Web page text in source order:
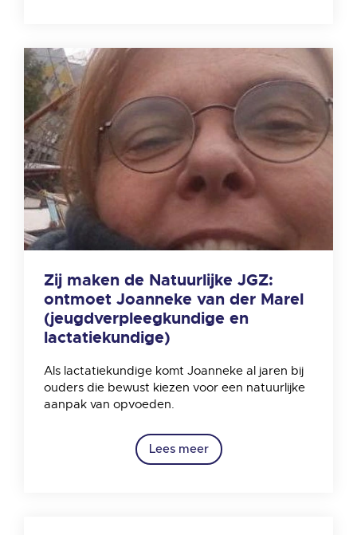
Zij maken de Natuurlijke JGZ:
ontmoet Joanneke van der Marel
(jeugdverpleegkundige en
lactatiekundige)
Als lactatiekundige komt Joanneke al jaren bij
ouders die bewust kiezen voor een natuurlijke
aanpak van opvoeden.
Lees meer